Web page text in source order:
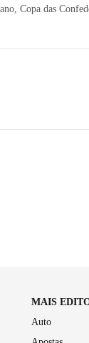
Copa das
MAIS
Auto